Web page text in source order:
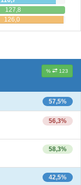
127,8
126,0
% 123
57,5%
56,3%
58,3%
42,5%